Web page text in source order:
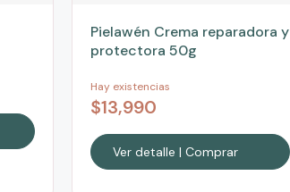
Pielawén Crema reparadora y
protectora 50g
Hay existencias
$13,990
Ver detalle | Comprar